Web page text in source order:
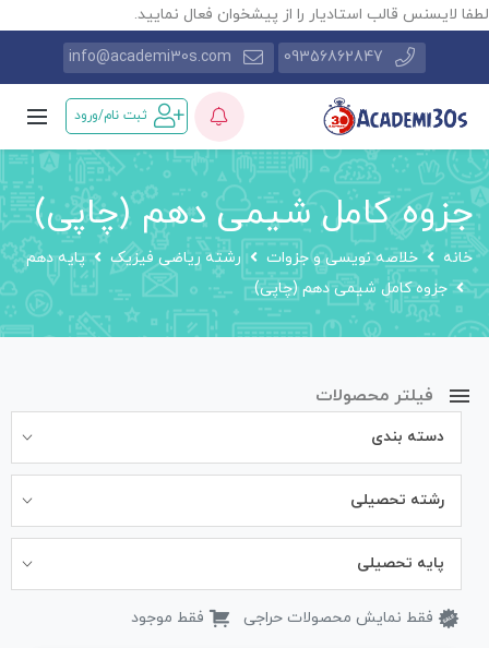
لطفا لایسنس قالب استادیار را از پیشخوان فعال نمایید.
09356862847
info@academi30s.com
ثبت نام/ورود
جزوه کامل شیمی دهم (چاپی)
خانه خلاصه نویسی و جزوات رشته ریاضی فیزیک
پایه دهم
جزوه کامل شیمی دهم (چاپی)
فیلتر محصولات
دسته بندی
رشته تحصیلی
پایه تحصیلی
فقط نمایش محصولات حراجی فقط موجود